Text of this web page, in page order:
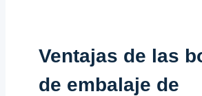
Ventajas de las
de embalaje de